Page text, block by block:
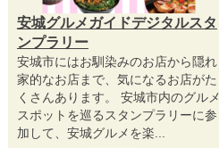
安城グルメガイドデジタルスタ
ンプラリー
安城市にはお馴染みのお店から隠れ
家的なお店まで、気になるお店がた
くさんあります。 安城市内のグルメ
スポットを巡るスタンプラリーに参
加して、安城グルメを楽...